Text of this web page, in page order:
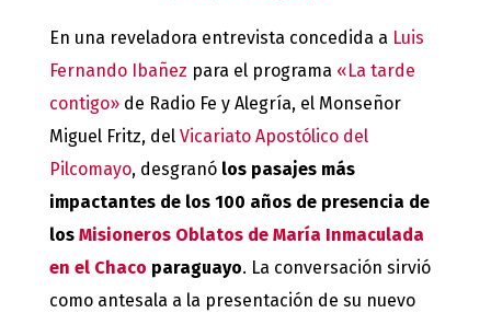
En una reveladora entrevista concedida a Luis
Fernando Ibañez para el programa «La tarde
contigo»de Radio Fe y Alegría, el Monseñor
Miguel Fritz, del Vicariato Apostólico del
Pilcomayo, desgranó los pasajes más
impactantes de los 100 años de presencia de
los Misioneros Oblatos de María Inmaculada
en el Chaco paraguayo. La conversación sirvió
como antesala a la presentación de su nuevo